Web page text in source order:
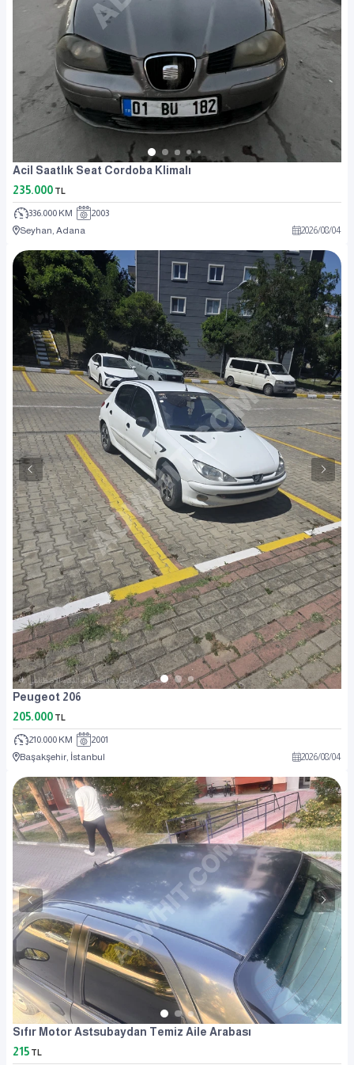
Acil Saatlık Seat Cordoba Klimalı
235.000 TL
336.000 KM
2003
Seyhan, Adana
2026/08/04
Peugeot 206
205.000 TL
210.000 KM
2001
Başakşehir, İstanbul
2026/08/04
Sıfır Motor Astsubaydan Temiz Aile Arabası
215 TL